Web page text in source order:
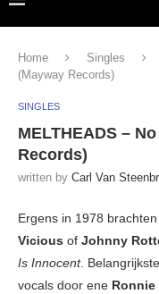
Home Singles
(Mayway Records)
SINGLES
MELTHEADS –
Records)
written by Carl Van
Ergens in 1978
Vicious of Johnny
Is Innocent.
vocals door ene Ronnie